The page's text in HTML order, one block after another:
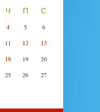
Ч П С
4 5
6
11 12 13
18 19
20
25 26
27